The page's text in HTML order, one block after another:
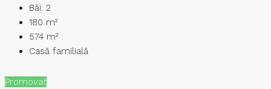
Băi: 2
180 m²
574 m²
Casă familială
Promovat